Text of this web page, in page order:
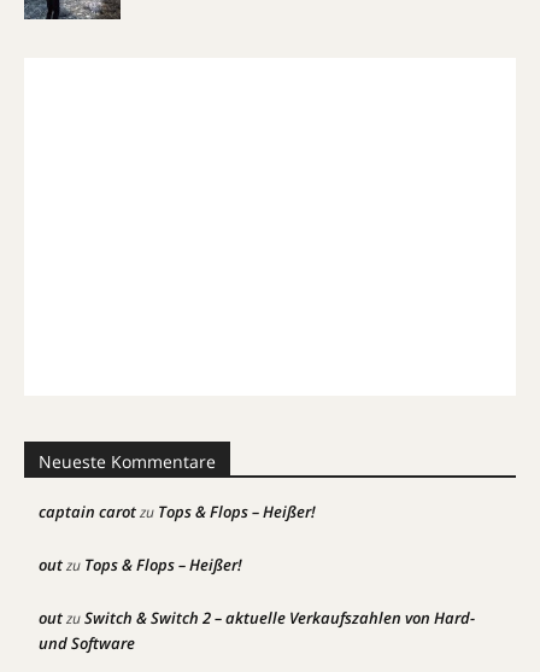
Neueste Kommentare
captain carotzu Tops & Flops – Heißer!
outzu Tops & Flops – Heißer!
outzuSwitch & Switch 2 – aktuelle Verkaufszahlen von Hard-
und Software